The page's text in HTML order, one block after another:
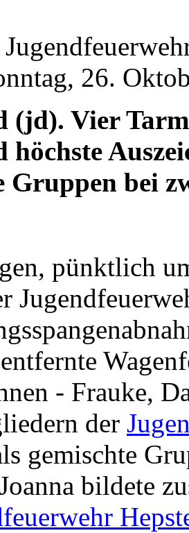
26.
(jd). Vier
höchste
Gruppen bei
pünktlich
- Frauke,
der
gemischte
bildete